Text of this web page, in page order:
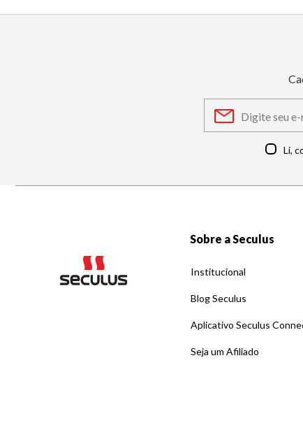
Li,
Sobre a Seculus
Institucional
Blog Seculus
Aplicativo Seculus
Seja um Afiliado